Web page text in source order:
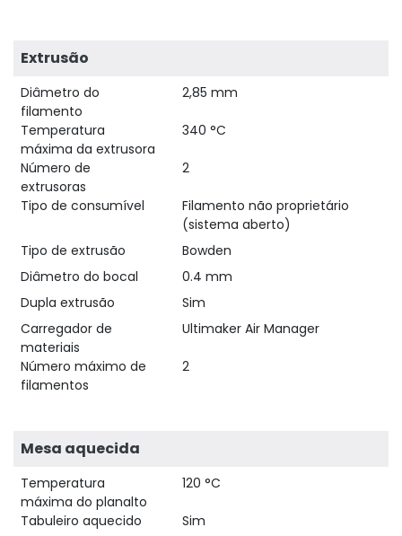
Extrusão
Diâmetro do
filamento
2,85 mm
Temperatura
máxima da extrusora
340 °C
Número de
extrusoras
2
Tipo de consumível
Filamento não proprietário
(sistema aberto)
Tipo de extrusão
Bowden
Diâmetro do bocal
0.4 mm
Dupla extrusão
Sim
Carregador de
materiais
Ultimaker Air Manager
Número máximo de
filamentos
2
Mesa aquecida
Temperatura
máxima do planalto
120 °C
Tabuleiro aquecido
Sim